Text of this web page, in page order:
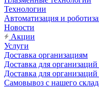
Технологии
Автоматизация и
Новости
Акции
Услуги
Доставка организациям
Доставка для
Доставка для
Самовывоз с нашего